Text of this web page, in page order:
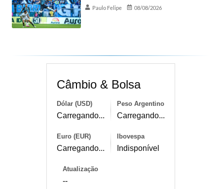
Paulo Felipe 08/08/2026
Câmbio & Bolsa
Dólar (USD)
Carregando...
Peso Argentino
Carregando...
Euro (EUR)
Carregando...
Ibovespa
Indisponível
Atualização
--